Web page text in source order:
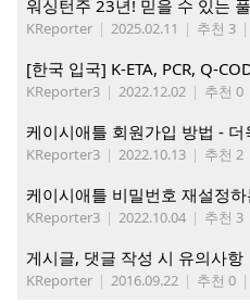
워싱턴주 23년! 믿을 수 있는
KReporter | 2025.02.11 | 추천 3 |
[한국 입국] K-ETA, PCR, Q-
KReporter3 | 2022.12.02 | 추천 0
케이시애틀 회원가입 방법 -
KReporter3 | 2022.10.13 | 추천 2
케이시애틀 비밀번호 재설정하
KReporter3 | 2022.10.04 | 추천 3
게시글, 댓글 작성 시 유의사항
KReporter | 2016.09.22 | 추천 0 |